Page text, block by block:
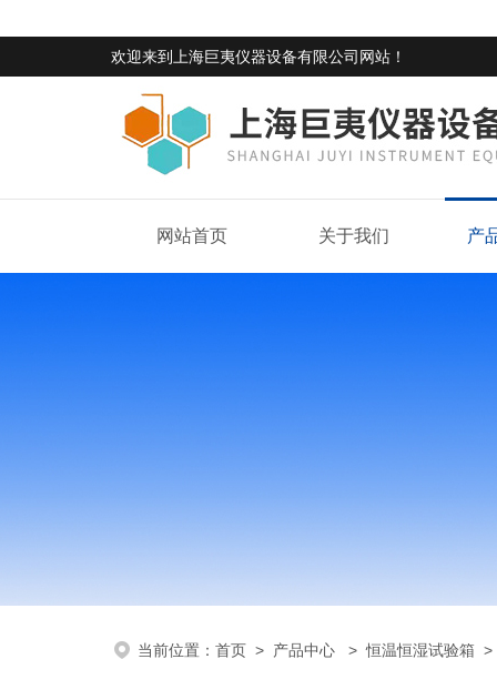
欢迎来到 上海巨夷仪器设备有限公司网站 ！
网站首页 关于我们 产
当前位置： 首页 > 产品中心 >恒温恒湿试验箱